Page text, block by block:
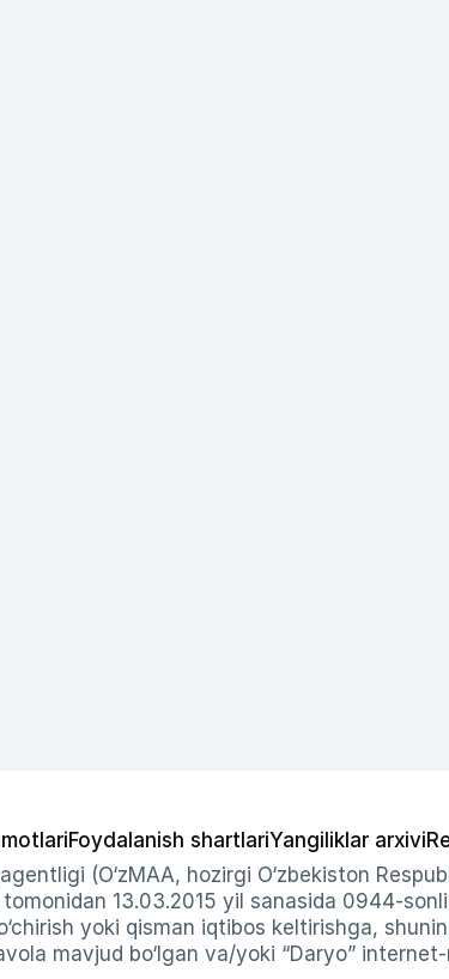
Foydalanish shartlariYangiliklar arxivi
(O‘zMAA, hozirgi O‘zbekiston
13.03.2015 yil sanasida 0944-
yoki qisman iqtibos keltirishga,
mavjud bo‘lgan va/yoki “Daryo”